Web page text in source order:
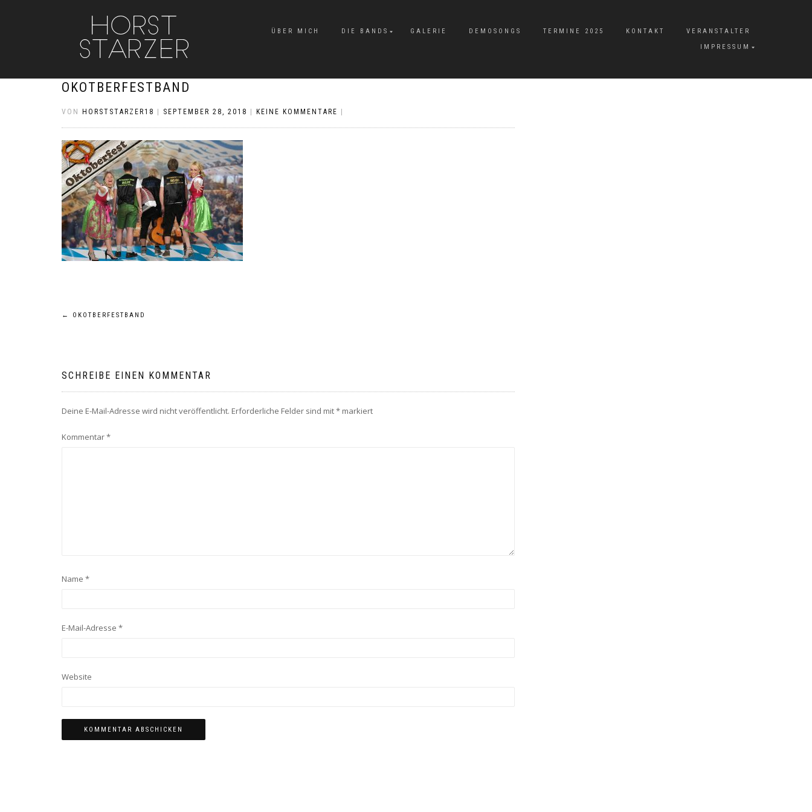
ÜBER MICH DIE BANDS GALERIE DEMOSONGS TERMINE 2025 KONTAKT
VERANSTALTER
IMPRESSUM
OKOTBERFESTBAND
VON HORSTSTARZER18 SEPTEMBER 28, 2018 KEINE KOMMENTARE
Beitragsnavigation
← OKOTBERFESTBAND
SCHREIBE EINEN KOMMENTAR
Deine E-Mail-Adresse wird nicht veröffentlicht. Erforderliche Felder sind mit* markiert
Kommentar*
Name *
E-Mail-Adresse *
Website